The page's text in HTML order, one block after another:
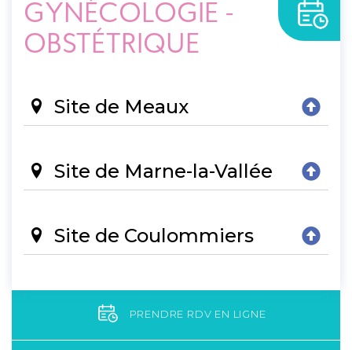
GYNÉCOLOGIE -
OBSTÉTRIQUE
Site de Meaux
Site de Marne-la-Vallée
Site de Coulommiers
PRENDRE RDV EN LIGNE